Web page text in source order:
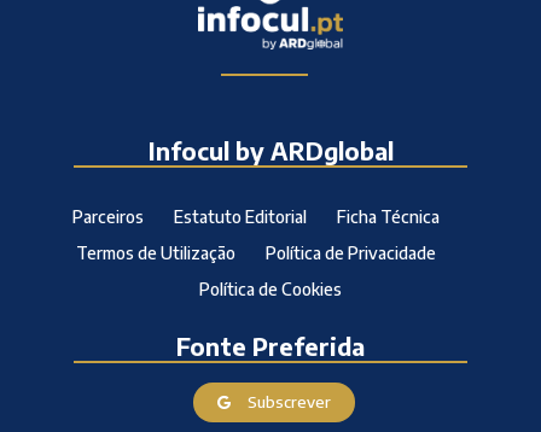
Infocul by ARDglobal
Parceiros Estatuto Editorial
Ficha Técnica
Termos de Utilização
Política de Privacidade
Política de Cookies
Fonte Preferida
Subscrever